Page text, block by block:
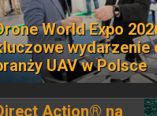
World Expo
wydarzenie
UAV w Polsce
Action® na